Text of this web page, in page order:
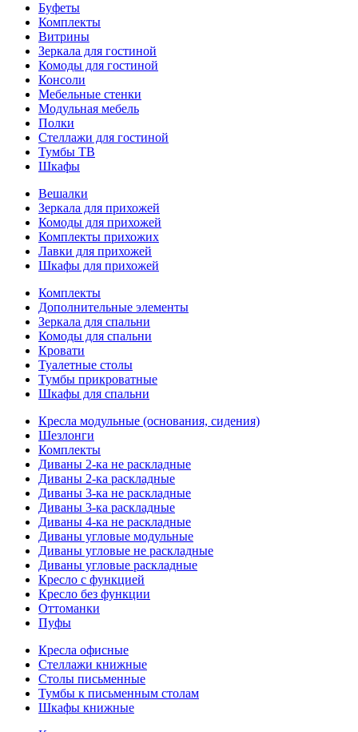
Буфеты
Комплекты
Витрины
Зеркала для гостиной
Комоды для гостиной
Консоли
Мебельные стенки
Модульная мебель
Полки
Стеллажи для гостиной
Тумбы ТВ
Шкафы
Вешалки
Зеркала для прихожей
Комоды для прихожей
Комплекты прихожих
Лавки для прихожей
Шкафы для прихожей
Комплекты
Дополнительные элементы
Зеркала для спальни
Комоды для спальни
Кровати
Туалетные столы
Тумбы прикроватные
Шкафы для спальни
Кресла модульные (основания, сидения)
Шезлонги
Комплекты
Диваны 2-ка не раскладные
Диваны 2-ка раскладные
Диваны 3-ка не раскладные
Диваны 3-ка раскладные
Диваны 4-ка не раскладные
Диваны угловые модульные
Диваны угловые не раскладные
Диваны угловые раскладные
Кресло с функцией
Кресло без функции
Оттоманки
Пуфы
Кресла офисные
Стеллажи книжные
Столы письменные
Тумбы к письменным столам
Шкафы книжные